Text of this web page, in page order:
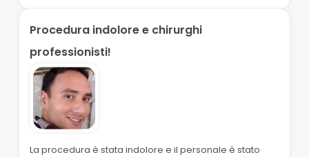
Procedura indolore e chirurghi
professionisti!
La procedura è stata indolore e il personale è stato